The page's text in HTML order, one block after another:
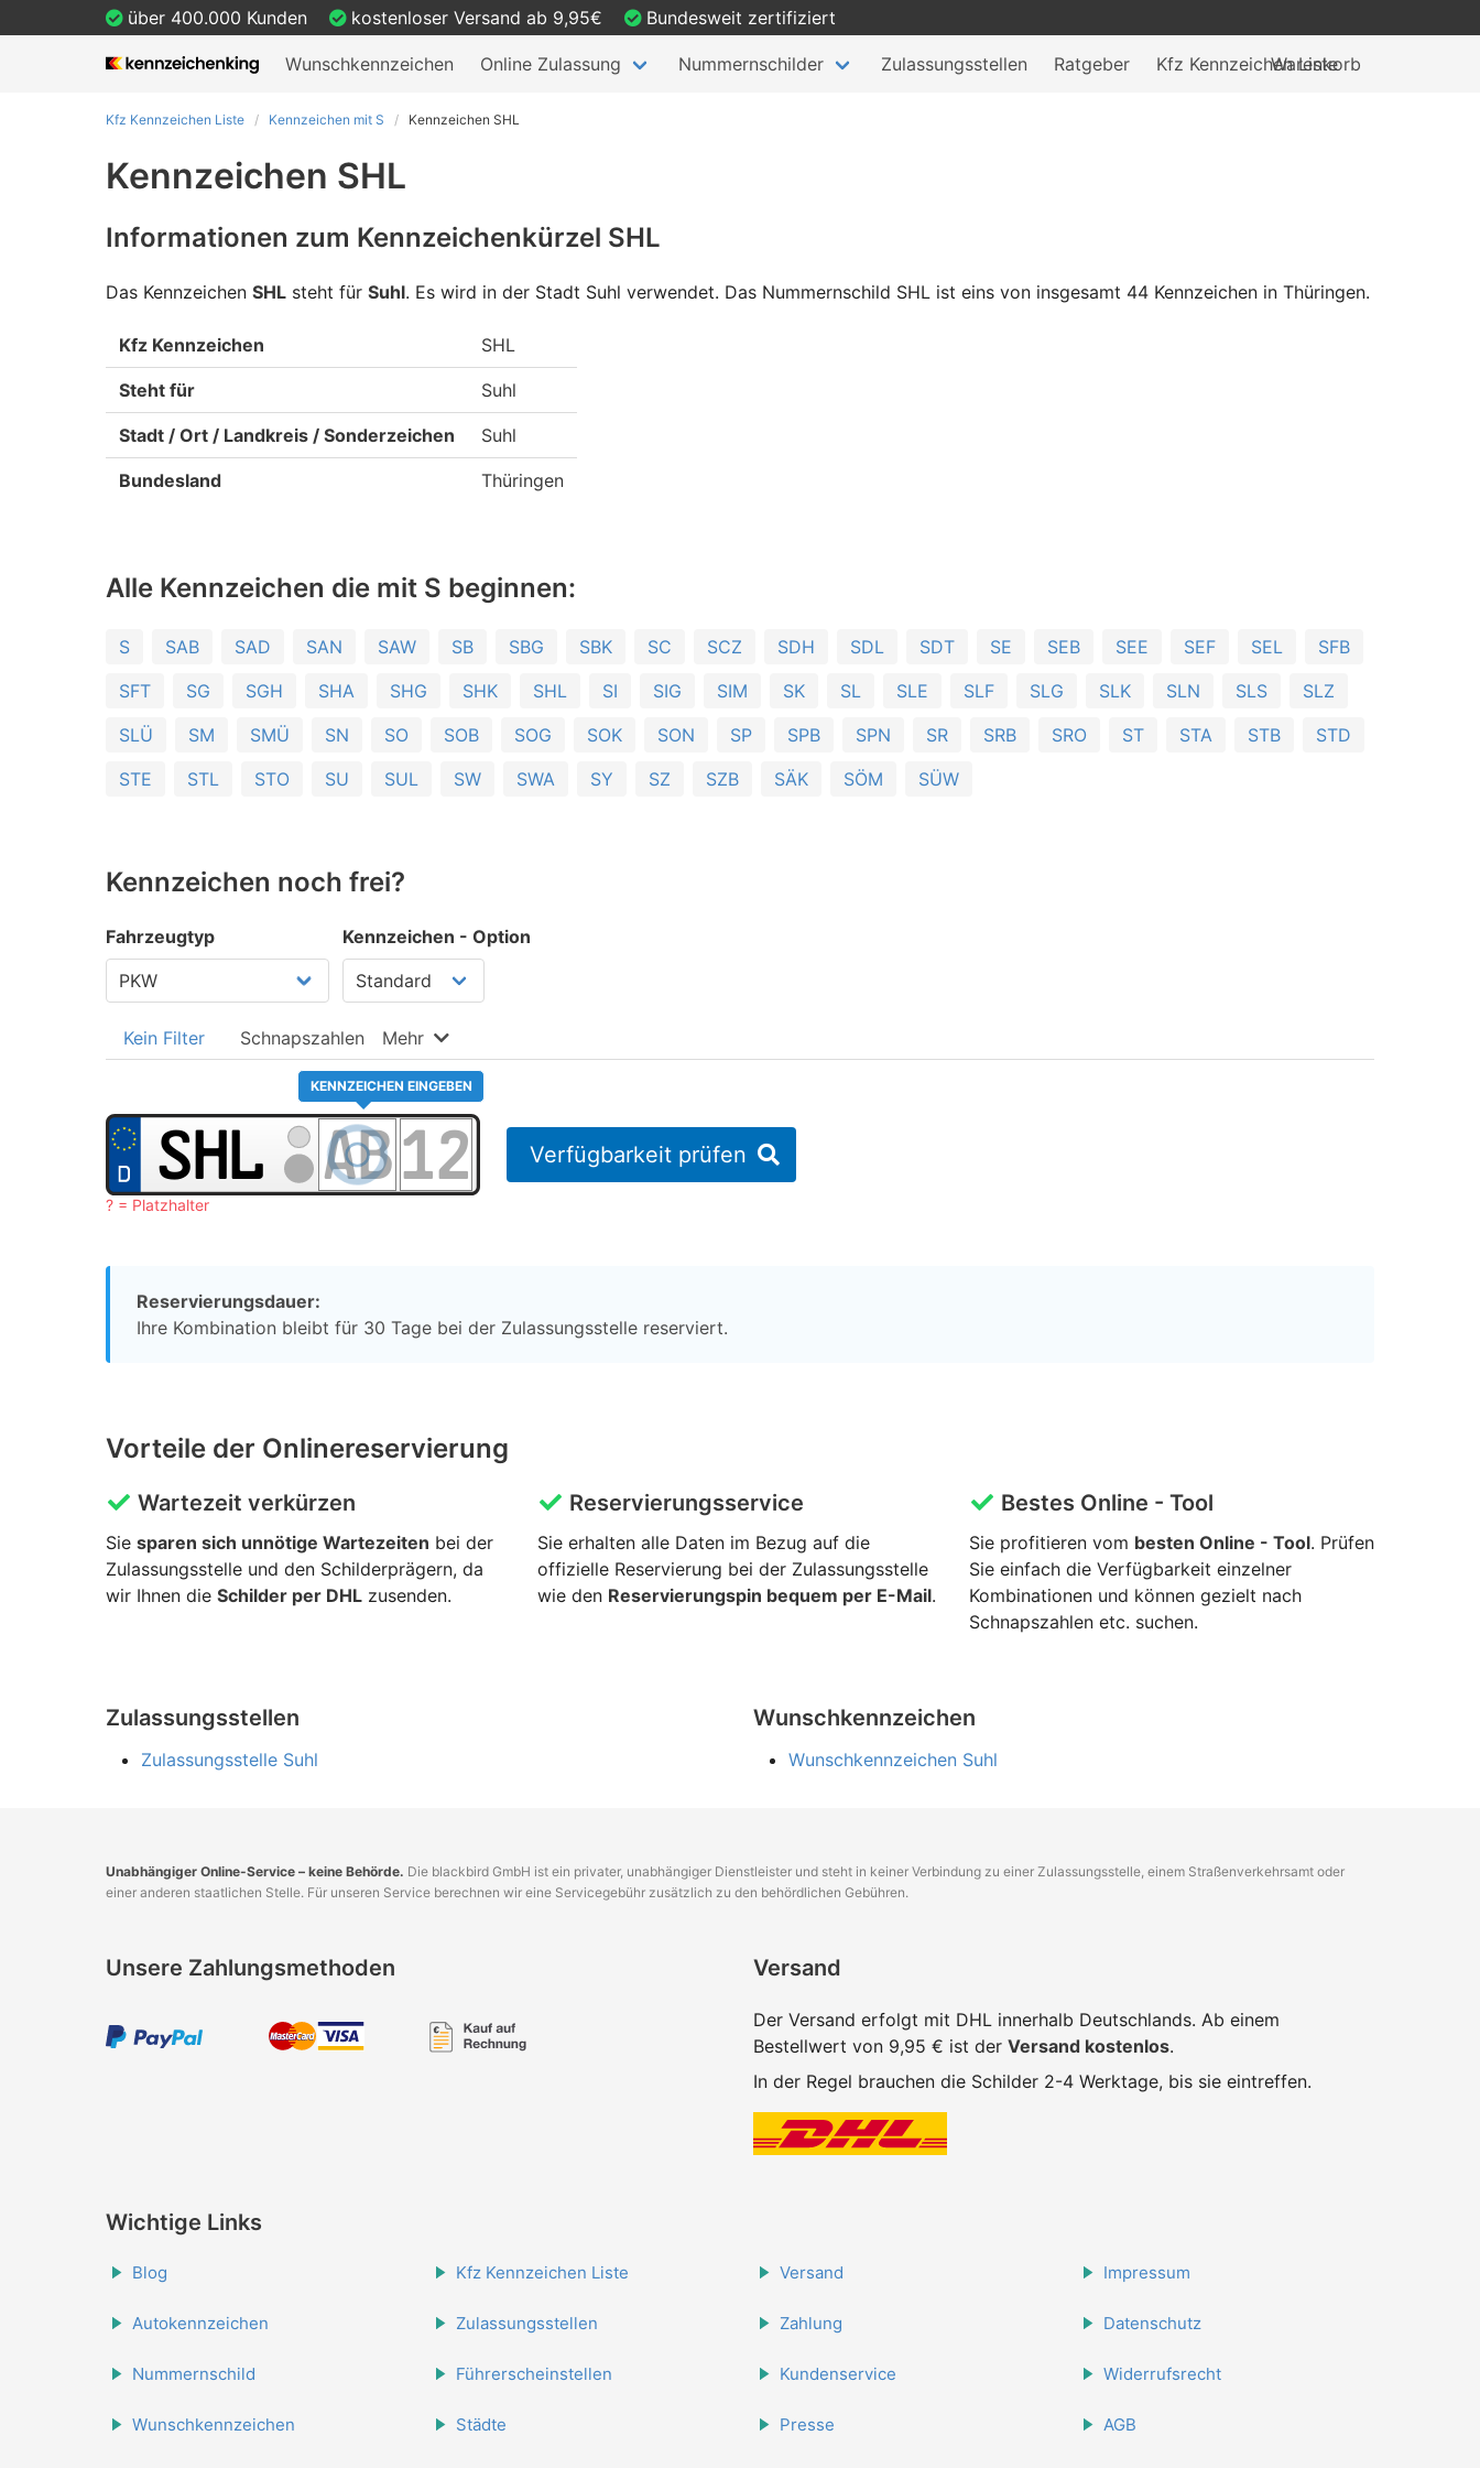
über 400.000 Kunden kostenloser Versand ab 9,95€ Bundesweit zertifiziert
Wunschkennzeichen Online Zulassung Nummernschilder Zulassungsstellen Ratgeber Kfz Kennzeichen Liste
Warenkorb
Kfz Kennzeichen Liste Kennzeichen mit S Kennzeichen SHL
Kennzeichen SHL
Informationen zum Kennzeichenkürzel SHL
Das Kennzeichen SHL steht für Suhl. Es wird in der Stadt Suhl verwendet. Das Nummernschild SHL ist eins von insgesamt 44 Kennzeichen in Thüringen.
Kfz Kennzeichen SHL
Steht für Suhl
Stadt / Ort / Landkreis / Sonderzeichen Suhl
Bundesland Thüringen
Alle Kennzeichen die mit S beginnen:
S SAB SAD SAN SAW SB SBG SBK SC SCZ SDH SDL SDT SE SEB SEE SEF SEL
SFB
SFT
SG SGH SHA SHG SHK SHL SI SIG SIM SK SL SLE SLF SLG SLK SLN SLS
SLZ
SLÜ
SM SMÜ SN SO SOB SOG SOK SON SP SPB SPN SR SRB SRO ST STA STB
STD
STE
STL STO SU SUL SW SWA SY SZ SZB SÄK SÖM SÜW
Kennzeichen noch frei?
Fahrzeugtyp Kennzeichen - Option
Kein Filter Schnapszahlen Mehr
KENNZEICHEN EINGEBEN
? = Platzhalter
Verfügbarkeit prüfen
Reservierungsdauer:
Ihre Kombination bleibt für 30 Tage bei der Zulassungsstelle reserviert.
Vorteile der Onlinereservierung
Wartezeit verkürzen
Sie sparen sich unnötige Wartezeiten bei der
Zulassungsstelle und den Schilderprägern, da
wir Ihnen die Schilder per DHL zusenden.
Reservierungsservice
Sie erhalten alle Daten im Bezug auf die
offizielle Reservierung bei der Zulassungsstelle
wie den Reservierungspin bequem per E-Mail.
Bestes Online - Tool
Sie profitieren vom besten Online - Tool. Prüfen
Sie einfach die Verfügbarkeit einzelner
Kombinationen und können gezielt nach
Schnapszahlen etc. suchen.
Zulassungsstellen
Zulassungsstelle Suhl
Wunschkennzeichen
Wunschkennzeichen Suhl
Unabhängiger Online-Service – keine Behörde. Die blackbird GmbH ist ein privater, unabhängiger Dienstleister und steht in keiner Verbindung zu einer Zulassungsstelle, einem Straßenverkehrsamt oder
einer anderen staatlichen Stelle. Für unseren Service berechnen wir eine Servicegebühr zusätzlich zu den behördlichen Gebühren.
Unsere Zahlungsmethoden Versand
Der Versand erfolgt mit DHL innerhalb Deutschlands. Ab einem
Bestellwert von 9,95 € ist der Versand kostenlos.
In der Regel brauchen die Schilder 2-4 Werktage, bis sie eintreffen.
Wichtige Links
Blog
Autokennzeichen
Nummernschild
Wunschkennzeichen
Kfz Kennzeichen Liste
Zulassungsstellen
Führerscheinstellen
Städte
Versand
Zahlung
Kundenservice
Presse
Impressum
Datenschutz
Widerrufsrecht
AGB